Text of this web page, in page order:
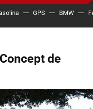
GPS BMW
de